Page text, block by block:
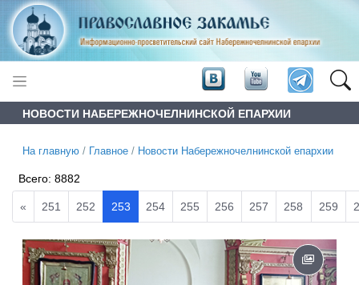
НОВОСТИ НАБЕРЕЖНОЧЕЛНИНСКОЙ ЕПАРХИИ
На главную / Главное / Новости Набережночелнинской епархии
Всего:8882
« 251 252 253 254 255 256 257 258 259